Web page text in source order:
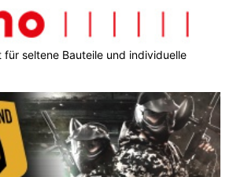
für seltene Bauteile und individuelle